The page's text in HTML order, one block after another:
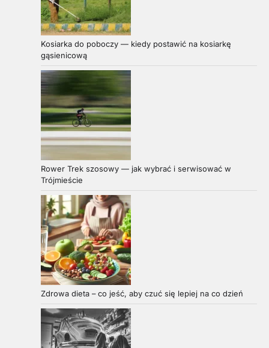
Kosiarka do poboczy — kiedy postawić na kosiarkę
gąsienicową
Rower Trek szosowy — jak wybrać i serwisować w
Trójmieście
Zdrowa dieta – co jeść, aby czuć się lepiej na co dzień